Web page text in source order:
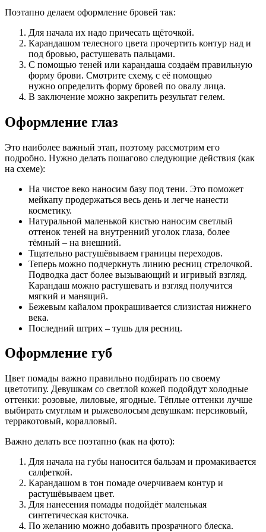
Поэтапно делаем оформление бровей так:
Для начала их надо причесать щёточкой.
Карандашом телесного цвета прочертить контур над и
под бровью, растушевать пальцами.
С помощью теней или карандаша создаём правильную
форму брови. Смотрите схему, с её помощью
нужно определить форму бровей по овалу лица.
В заключение можно закрепить результат гелем.
Оформление глаз
Это наиболее важный этап, поэтому рассмотрим его
подробно. Нужно делать пошагово следующие действия (как
на схеме):
На чистое веко наносим базу под тени. Это поможет
мейкапу продержаться весь день и легче нанести
косметику.
Натуральной маленькой кистью наносим светлый
оттенок теней на внутренний уголок глаза, более
тёмный – на внешний.
Тщательно растушёвываем границы переходов.
Теперь можно подчеркнуть линию ресниц стрелочкой.
Подводка даст более вызывающий и игривый взгляд.
Карандаш можно растушевать и взгляд получится
мягкий и манящий.
Бежевым кайалом прокрашивается слизистая нижнего
века.
Последний штрих – тушь для ресниц.
Оформление губ
Цвет помады важно правильно подбирать по своему
цветотипу. Девушкам со светлой кожей подойдут холодные
оттенки: розовые, лиловые, ягодные. Тёплые оттенки лучше
выбирать смуглым и рыжеволосым девушкам: персиковый,
терракотовый, коралловый.
Важно делать все поэтапно (как на фото):
Для начала на губы наносится бальзам и промакивается
салфеткой.
Карандашом в тон помаде очерчиваем контур и
растушёвываем цвет.
Для нанесения помады подойдёт маленькая
синтетическая кисточка.
По желанию можно добавить прозрачного блеска.